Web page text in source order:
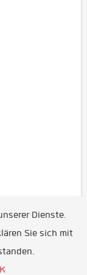
Dienste.
Sie sich mit